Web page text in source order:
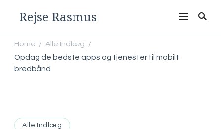
Rejse Rasmus
Home / Alle Indlæg /
Opdag de bedste apps og tjenester til mobilt
bredbånd
Alle Indlæg